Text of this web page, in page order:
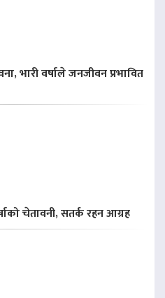
भारी वर्षाले जनजीवन प्रभावित
चेतावनी, सतर्क रहन आग्रह